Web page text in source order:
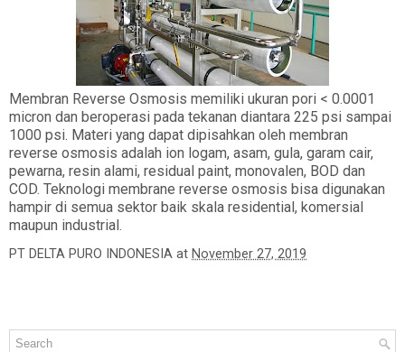
Membran Reverse Osmosis memiliki ukuran pori < 0.0001
micron dan beroperasi pada tekanan diantara 225 psi sampai
1000 psi. Materi yang dapat dipisahkan oleh membran
reverse osmosis adalah ion logam, asam, gula, garam cair,
pewarna, resin alami, residual paint, monovalen, BOD dan
COD. Teknologi membrane reverse osmosis bisa digunakan
hampir di semua sektor baik skala residential, komersial
maupun industrial.
PT DELTA PURO INDONESIA at November 27, 2019